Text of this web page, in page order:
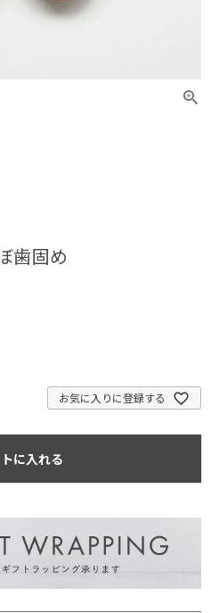
歯固め
お気に入りに登録する
に入れる